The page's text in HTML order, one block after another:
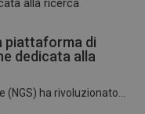
piattaforma di
dedicata alla
ha rivoluzionato...